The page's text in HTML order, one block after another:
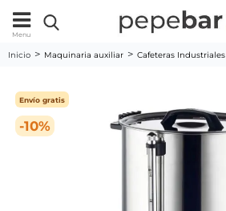
Menu
Inicio Maquinaria auxiliar Cafeteras Industriales
-10%
Envío gratis